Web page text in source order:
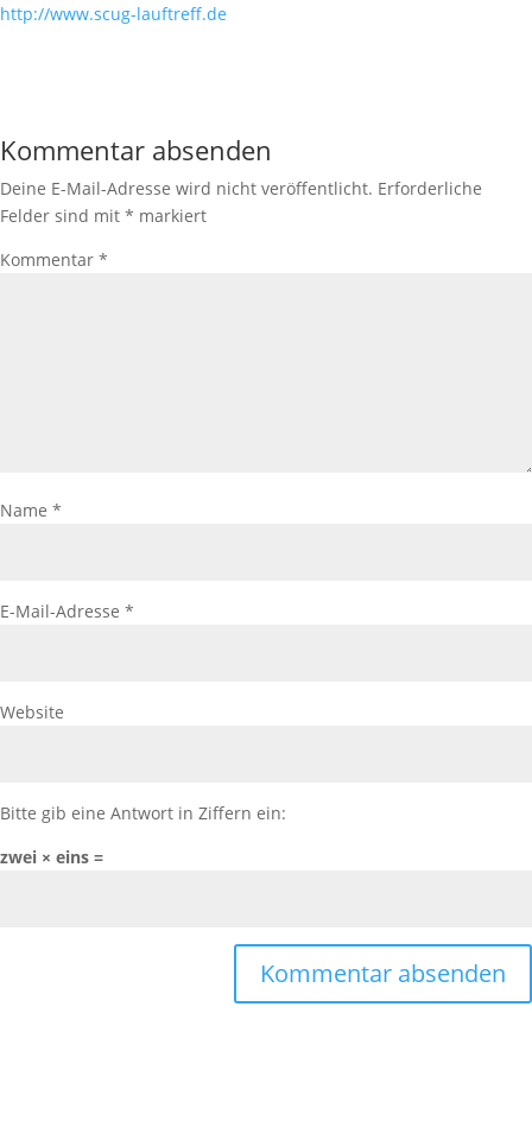
http://www.scug-lauftreff.de
Kommentar absenden
Deine E-Mail-Adresse wird nicht veröffentlicht. Erforderliche
Felder sind mit * markiert
Kommentar *
Name *
E-Mail-Adresse *
Website
Bitte gib eine Antwort in Ziffern ein:
zwei × eins =